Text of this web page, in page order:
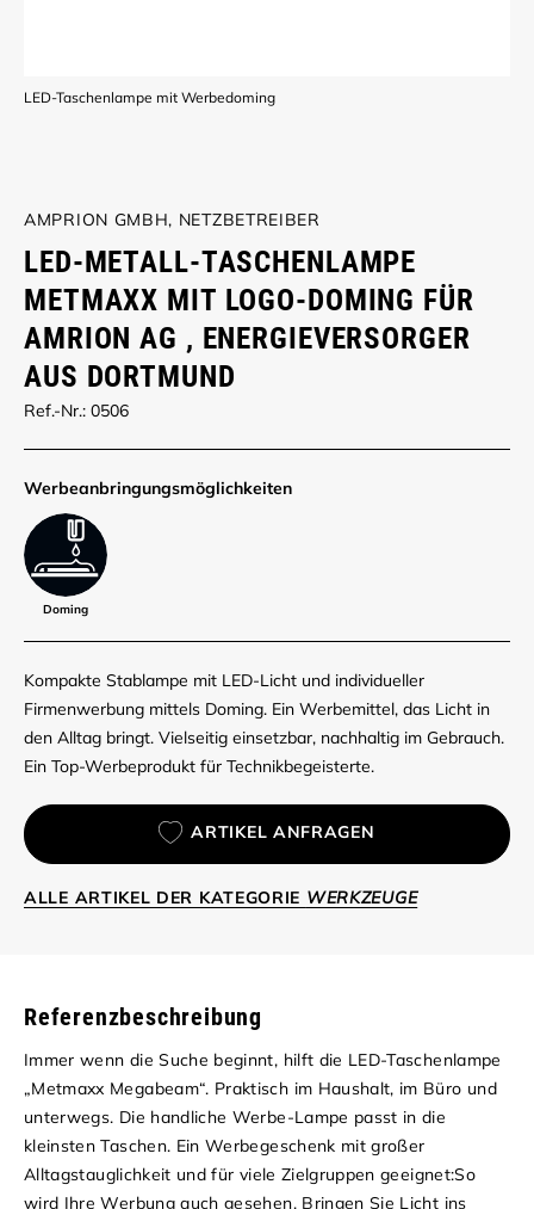
LED-Taschenlampe mit Werbedoming
AMPRION GMBH, NETZBETREIBER
LED-METALL-TASCHENLAMPE
METMAXX MIT LOGO-DOMING FÜR
AMRION AG , ENERGIEVERSORGER
AUS DORTMUND
Ref.-Nr.: 0506
Werbe­anbringungs­möglich­keiten
Doming
Kompakte Stablampe mit LED-Licht und individueller
Firmenwerbung mittels Doming. Ein Werbemittel, das Licht in
den Alltag bringt. Vielseitig einsetzbar, nachhaltig im Gebrauch.
Ein Top-Werbeprodukt für Technikbegeisterte.
ARTIKEL ANFRAGEN
ALLE ARTIKEL DER KATEGORIE WERKZEUGE
Referenzbeschreibung
Immer wenn die Suche beginnt, hilft die LED-Taschenlampe
„Metmaxx Megabeam“. Praktisch im Haushalt, im Büro und
unterwegs. Die handliche Werbe-Lampe passt in die
kleinsten Taschen. Ein Werbegeschenk mit großer
Alltagstauglichkeit und für viele Zielgruppen geeignet:So
wird Ihre Werbung auch gesehen. Bringen Sie Licht ins